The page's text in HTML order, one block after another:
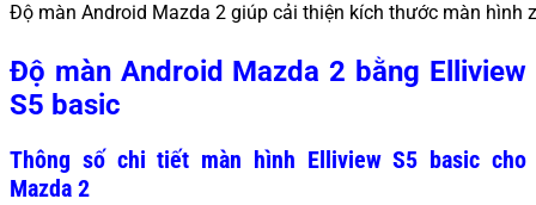
Độ màn Android Mazda 2 giúp cải thiện kích thước màn hình
Độ màn Android Mazda 2 bằng Elliview
S5 basic
Thông số chi tiết màn hình Elliview S5 basic cho
Mazda 2